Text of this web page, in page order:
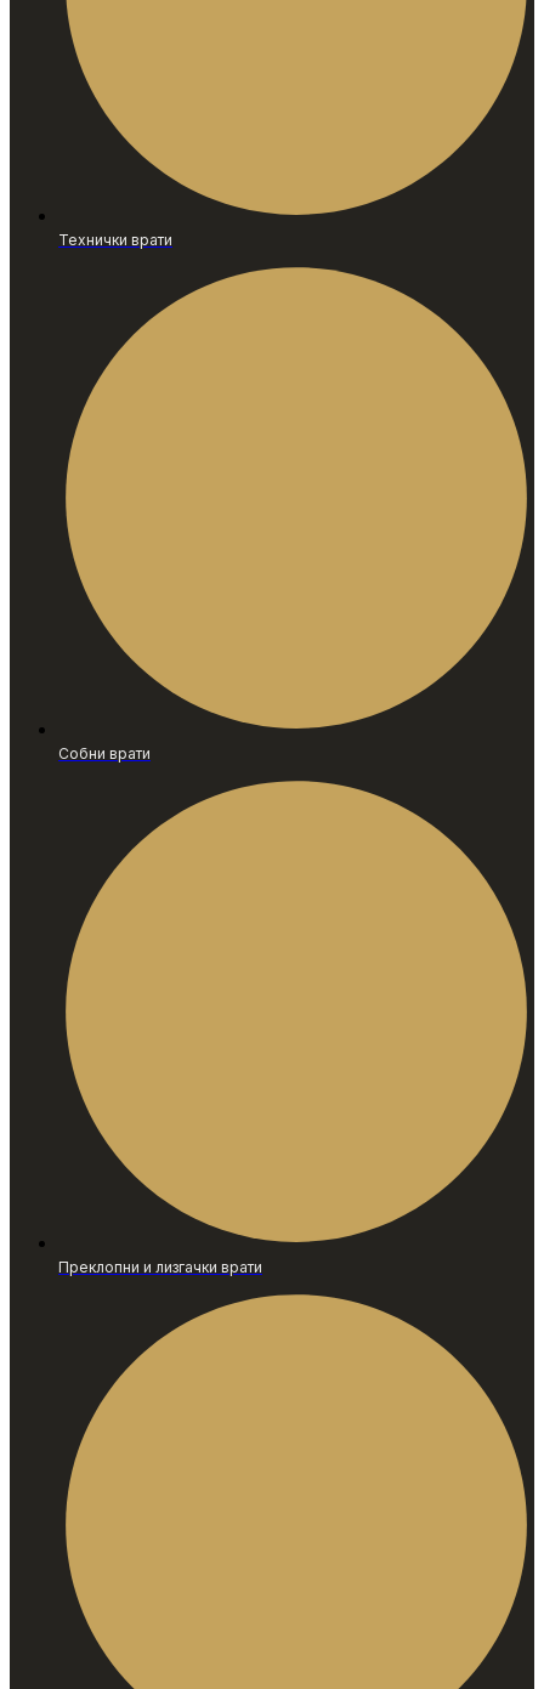
Технички врати
Собни врати
Преклопни и лизгачки врати